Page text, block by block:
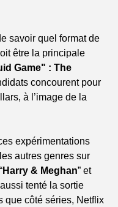
savoir quel format de
être la principale
Game" : The
concourent pour
à l’image de la
expérimentations
autres genres sur
Harry & Meghan” et
aussi tenté la sortie
que côté séries, Netflix